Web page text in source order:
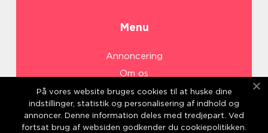
Menu
Annoncering
Om os
Cookies
Kontakt os
Sitemap
På vores website bruges cookies til at huske dine
indstillinger, statistik og personalisering af indhold og
annoncer. Denne information deles med tredjepart. Ved
fortsat brug af websiden godkender du cookiepolitikken.